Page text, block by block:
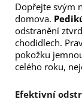
Dopřejte svým
domova.
odstranění
chodidlech.
pokožku
celého roku,
Efektivní